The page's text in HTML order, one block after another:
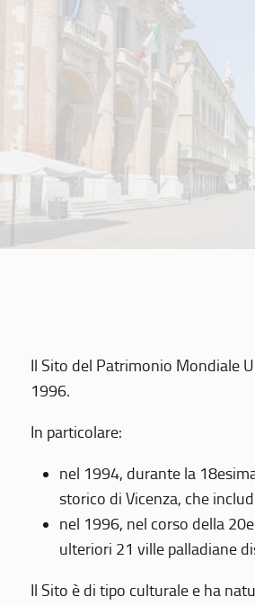
Il Sito del Patrimonio Mondiale
1996.
In particolare:
nel 1994, durante la
storico di Vicenza, che
nel 1996, nel corso della
ulteriori 21 ville palladiane
Il Sito è di tipo culturale e ha